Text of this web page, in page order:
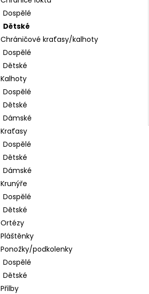
Dospělé
Dětské
Chráničové kraťasy/kalhoty
Dospělé
Dětské
Kalhoty
Dospělé
Dětské
Dámské
Kraťasy
Dospělé
Dětské
Dámské
Krunýře
Dospělé
Dětské
Ortézy
Pláštěnky
Ponožky/podkolenky
Dospělé
Dětské
Přilby